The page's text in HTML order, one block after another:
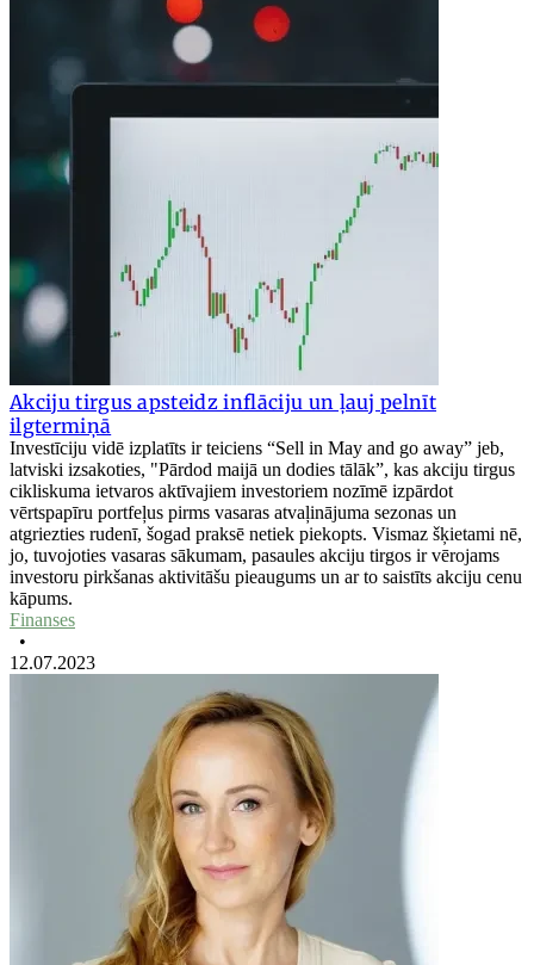
Akciju tirgus apsteidz inflāciju un ļauj pelnīt
ilgtermiņā
Investīciju vidē izplatīts ir teiciens “Sell in May and go away” jeb,
latviski izsakoties, "Pārdod maijā un dodies tālāk”, kas akciju tirgus
cikliskuma ietvaros aktīvajiem investoriem nozīmē izpārdot
vērtspapīru portfeļus pirms vasaras atvaļinājuma sezonas un
atgriezties rudenī, šogad praksē netiek piekopts. Vismaz šķietami nē,
jo, tuvojoties vasaras sākumam, pasaules akciju tirgos ir vērojams
investoru pirkšanas aktivitāšu pieaugums un ar to saistīts akciju cenu
kāpums.
Finanses
•
12.07.2023